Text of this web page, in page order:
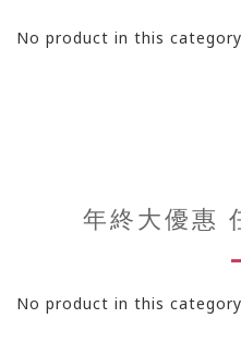
No product in this category
年終大優惠
No product in this category